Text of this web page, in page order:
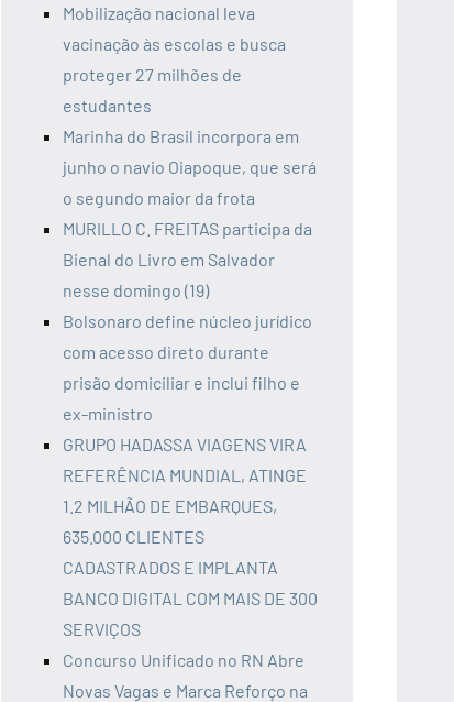
Mobilização nacional leva
vacinação às escolas e busca
proteger 27 milhões de
estudantes
Marinha do Brasil incorpora em
junho o navio Oiapoque, que será
o segundo maior da frota
MURILLO C. FREITAS participa da
Bienal do Livro em Salvador
nesse domingo (19)
Bolsonaro define núcleo jurídico
com acesso direto durante
prisão domiciliar e inclui filho e
ex-ministro
GRUPO HADASSA VIAGENS VIRA
REFERÊNCIA MUNDIAL, ATINGE
1.2 MILHÃO DE EMBARQUES,
635.000 CLIENTES
CADASTRADOS E IMPLANTA
BANCO DIGITAL COM MAIS DE 300
SERVIÇOS
Concurso Unificado no RN Abre
Novas Vagas e Marca Reforço na